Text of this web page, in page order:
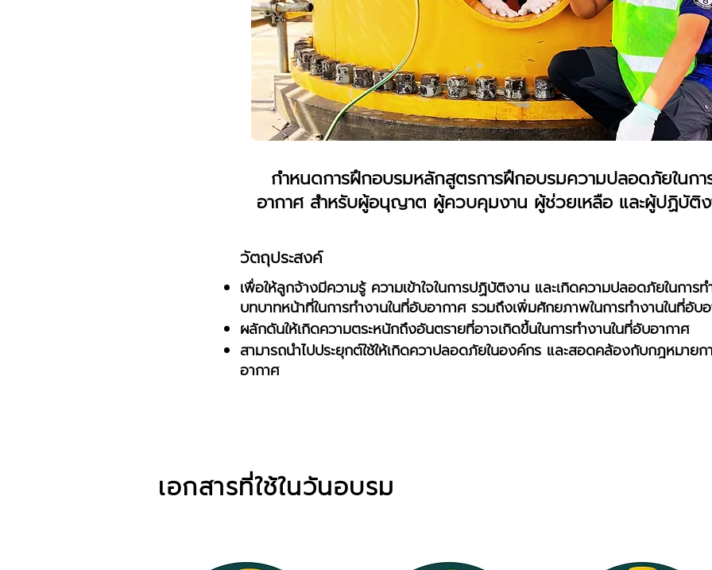
กำหนดการฝึกอบรมหลักสูตรการฝึกอบรมความปลอดภัยในกา
อากาศ สำหรับผู้อนุญาต ผู้ควบคุมงาน ผู้ช่วยเหลือ และผู้ปฏิบัติง
วัตถุประสงค์
เพื่อให้ลูกจ้างมีความรู้ ความเข้าใจในการปฏิบัติงาน และเกิดความปลอดภัยในการ
บทบาทหน้าที่ในการทำงานในที่อับอากาศ รวมถึงเพิ่มศักยภาพในการทำงานในที่อับ
ผลักดันให้เกิดความตระหนักถึงอันตรายที่อาจเกิดขึ้นในการทำงานในที่อับอากาศ
สามารถนำไปประยุกต์ใช้ให้เกิดควาปลอดภัยในองค์กร และสอดคล้องกับกฎหมายก
อากาศ
เอกสารที่ใช้ในวันอบรม